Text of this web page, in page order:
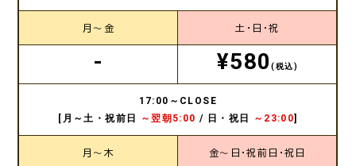
月～金 土・日・祝
- ¥580(税込)
17:00～CLOSE
[月～土・祝前日
～翌朝5:00 / 日・祝日 ～23:00]
月～木 金～日・祝前日・祝日